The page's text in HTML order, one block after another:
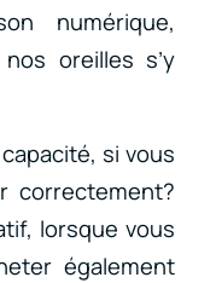
numérique,
oreilles s’y
si vous
correctement?
lorsque vous
également